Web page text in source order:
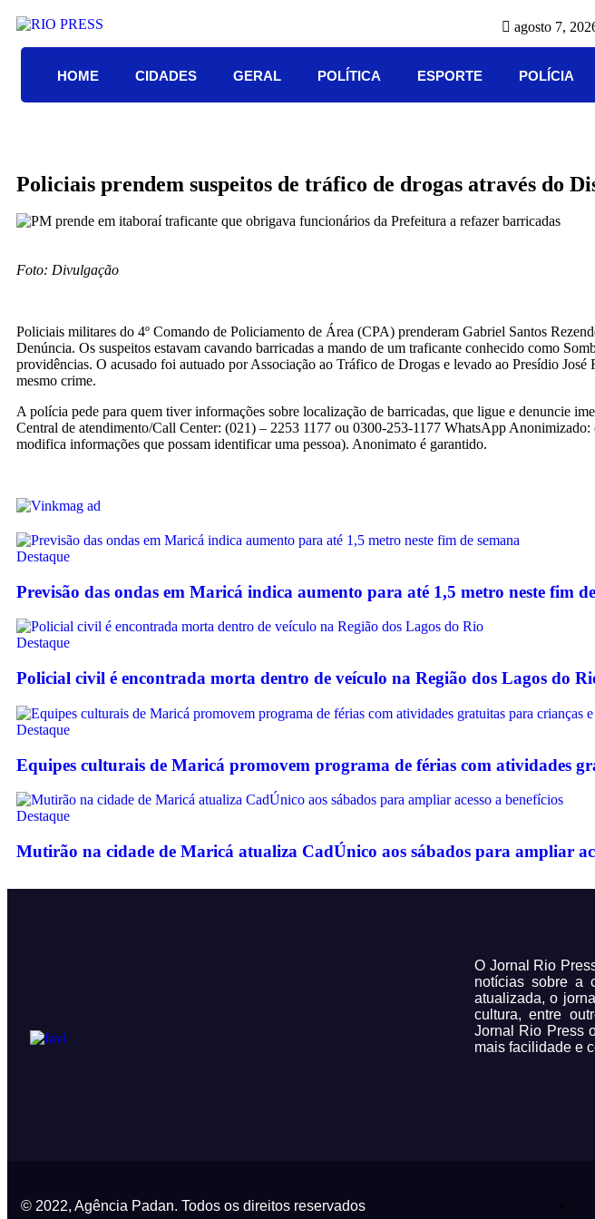
agosto 7,
HOME CIDADES GERAL POLÍTICA ESPORTE POLÍCIA
Policiais prendem suspeitos de tráfico de drogas através do
Foto: Divulgação
Policiais militares do 4º Comando de Policiamento de Área (CPA) prenderam Gabriel Santos
Denúncia. Os suspeitos estavam cavando barricadas a mando de um traficante conhecido como
providências. O acusado foi autuado por Associação ao Tráfico de Drogas e levado ao Presídio
mesmo crime.
A polícia pede para quem tiver informações sobre localização de barricadas, que ligue e denuncie
Central de atendimento/Call Center: (021) – 2253 1177 ou 0300-253-1177 WhatsApp
modifica informações que possam identificar uma pessoa). Anonimato é garantido.
Destaque
Previsão das ondas em Maricá indica aumento para até 1,5 metro neste fim
Destaque
Policial civil é encontrada morta dentro de veículo na Região dos Lagos do
Destaque
Equipes culturais de Maricá promovem programa de férias com atividades
Destaque
Mutirão na cidade de Maricá atualiza CadÚnico aos sábados para ampliar
O Jornal Rio
notícias sobre a
atualizada, o
cultura, entre
Jornal Rio Press
mais facilidade e
© 2022, Agência Padan. Todos os direitos reservados